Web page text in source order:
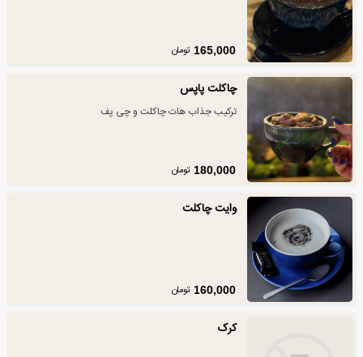
165,000 تومان
چاکلت پاپس
ترکیب جذاب هات چاکلت و چی پف
180,000 تومان
وایت چاکلت
160,000 تومان
کرک